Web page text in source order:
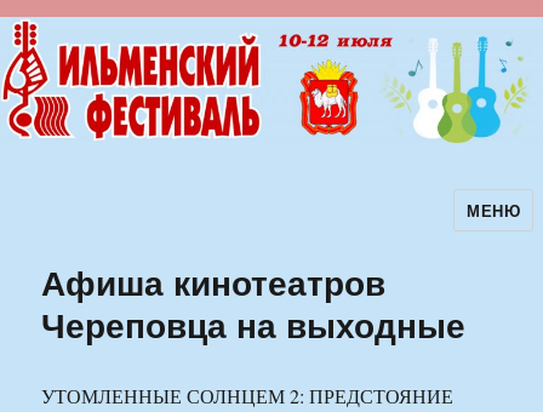
Ильменский фестиваль авторской
песни
МЕНЮ
Афиша кинотеатров
Череповца на выходные
УТОМЛЕННЫЕ СОЛНЦЕМ 2: ПРЕДСТОЯНИЕ